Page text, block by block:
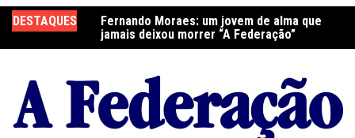
para
o
DESTAQUES
Fernando Moraes: um jovem de alma que
jamais deixou morrer “A Federação”
Curso Oração e Vida na Paróquia São José